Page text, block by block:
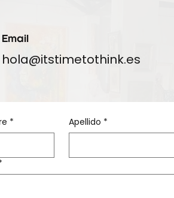
Email
hola@itstimetothink.es
* Apellido *